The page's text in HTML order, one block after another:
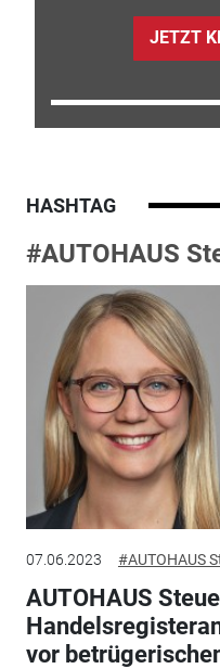
JETZT
HASHTAG
#AUTOHAUS
07.06.2023 #AUTOHAUS
AUTOHAUS
vor